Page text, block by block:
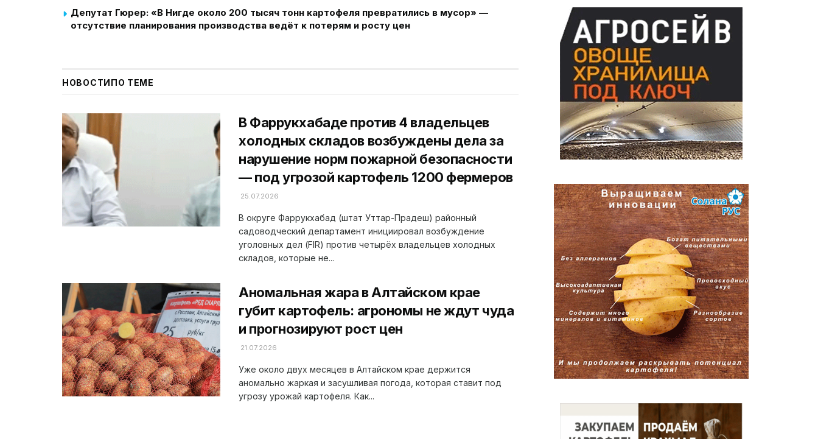
Депутат Гюрер: «В Нигде около 200 тысяч тонн картофеля превратились в мусор» —
отсутствие планирования производства ведёт к потерям и росту цен
НОВОСТИПО ТЕМЕ
В Фаррукхабаде против 4 владельцев
холодных складов возбуждены дела за
нарушение норм пожарной безопасности
— под угрозой картофель 1200 фермеров
25.07.2026
В округе Фаррукхабад (штат Уттар-Прадеш) районный
садоводческий департамент инициировал возбуждение
уголовных дел (FIR) против четырёх владельцев холодных
складов, которые не...
Аномальная жара в Алтайском крае
губит картофель: агрономы не ждут чуда
и прогнозируют рост цен
21.07.2026
Уже около двух месяцев в Алтайском крае держится
аномально жаркая и засушливая погода, которая ставит под
угрозу урожай картофеля. Как...